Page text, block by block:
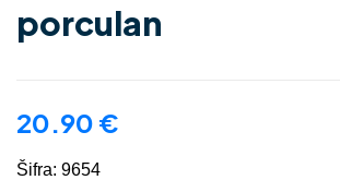
porculan
20.90 €
Šifra: 9654